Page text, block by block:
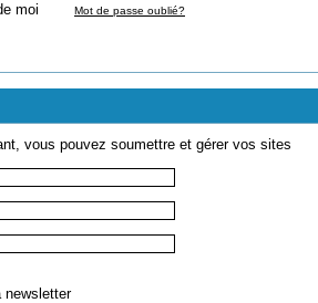
de moi Mot de passe oublié?
vous pouvez soumettre et gérer vos sites
newsletter